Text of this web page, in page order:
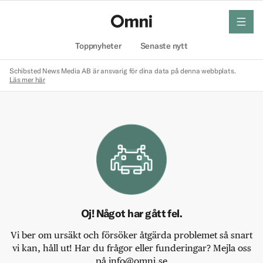
Toppnyheter Senaste nytt
meny
Schibsted News Media AB är ansvarig för dina data på denna webbplats.
Läs mer här
Oj! Något har gått fel.
Vi ber om ursäkt och försöker åtgärda problemet så snart
vi kan, håll ut! Har du frågor eller funderingar? Mejla oss